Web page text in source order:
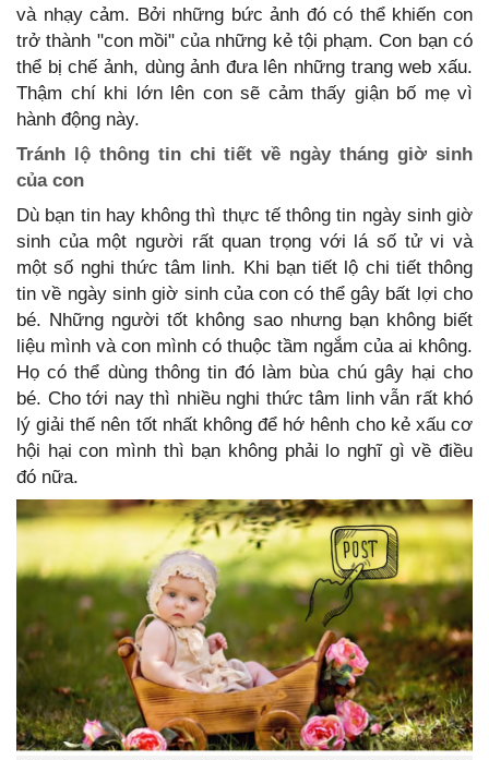
và nhạy cảm. Bởi những bức ảnh đó có thể khiến con
trở thành "con mồi" của những kẻ tội phạm. Con bạn có
thể bị chế ảnh, dùng ảnh đưa lên những trang web xấu.
Thậm chí khi lớn lên con sẽ cảm thấy giận bố mẹ vì
hành động này.
Tránh lộ thông tin chi tiết về ngày tháng giờ sinh
của con
Dù bạn tin hay không thì thực tế thông tin ngày sinh giờ
sinh của một người rất quan trọng với lá số tử vi và
một số nghi thức tâm linh. Khi bạn tiết lộ chi tiết thông
tin về ngày sinh giờ sinh của con có thể gây bất lợi cho
bé. Những người tốt không sao nhưng bạn không biết
liệu mình và con mình có thuộc tầm ngắm của ai không.
Họ có thể dùng thông tin đó làm bùa chú gây hại cho
bé. Cho tới nay thì nhiều nghi thức tâm linh vẫn rất khó
lý giải thế nên tốt nhất không để hớ hênh cho kẻ xấu cơ
hội hại con mình thì bạn không phải lo nghĩ gì về điều
đó nữa.